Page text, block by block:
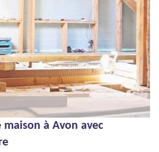
à Avon avec